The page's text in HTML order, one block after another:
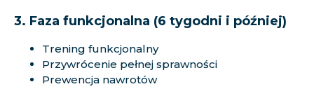
3. Faza funkcjonalna (6 tygodni i później)
Trening funkcjonalny
Przywrócenie pełnej sprawności
Prewencja nawrotów